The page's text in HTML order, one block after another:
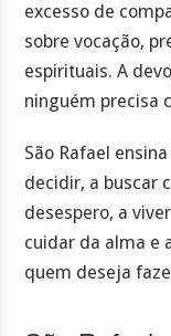
excesso de
sobre vocação,
espirituais. A
ninguém precisa
São Rafael
decidir, a buscar
desespero, a
cuidar da alma e
quem deseja